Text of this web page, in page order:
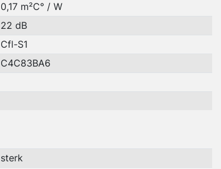
0,17 m²C° / W
22 dB
Cfl-S1
C4C83BA6
sterk